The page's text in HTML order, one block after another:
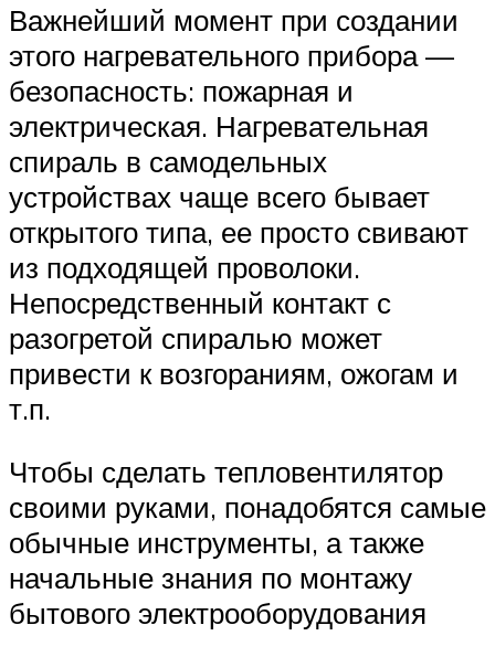
Важнейший момент при создании
этого нагревательного прибора —
безопасность: пожарная и
электрическая. Нагревательная
спираль в самодельных
устройствах чаще всего бывает
открытого типа, ее просто свивают
из подходящей проволоки.
Непосредственный контакт с
разогретой спиралью может
привести к возгораниям, ожогам и
т.п.
Чтобы сделать тепловентилятор
своими руками, понадобятся самые
обычные инструменты, а также
начальные знания по монтажу
бытового электрооборудования